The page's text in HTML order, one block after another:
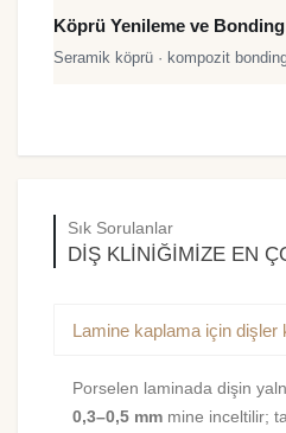
ÖNCESİ
Köprü Yenileme ve Bonding
Seramik köprü · kompozit
Sık Sorulanlar
DIŞ KLINIĞIMIZE EN
Lamine kaplama için dişler
Porselen laminada dişin
0,3–0,5 mm mine inceltilir;